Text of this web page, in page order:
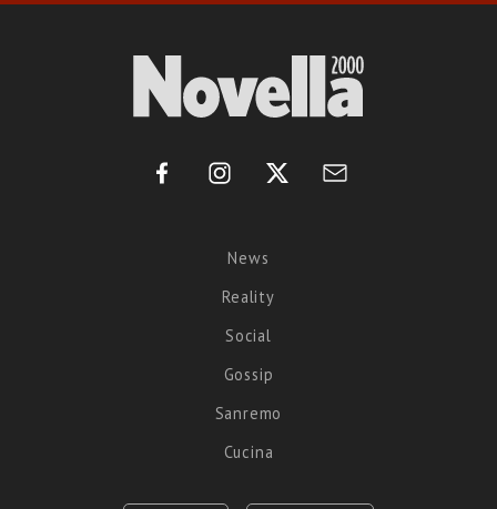
News
Reality
Social
Gossip
Sanremo
Cucina